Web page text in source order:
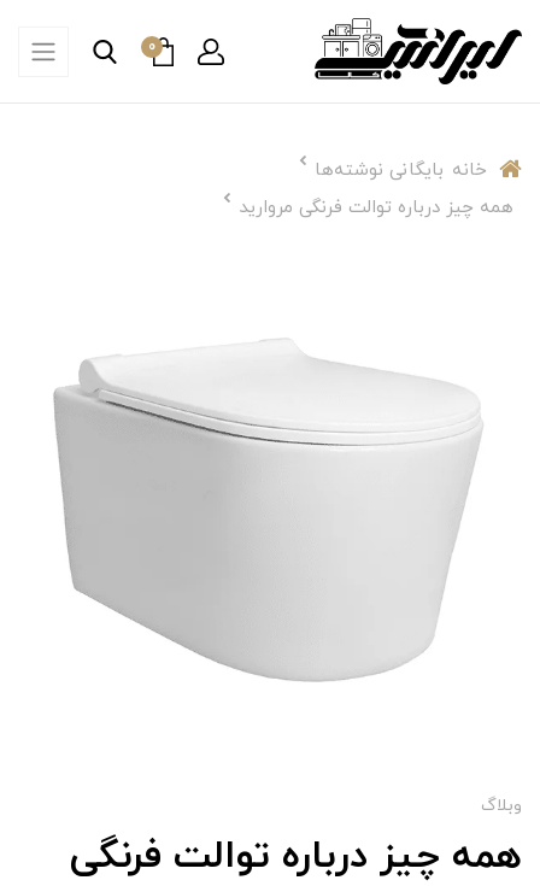
0
خانه بایگانی نوشته‌ها
همه چیز درباره توالت فرنگی مروارید
وبلاگ
همه چیز درباره توالت فرنگی